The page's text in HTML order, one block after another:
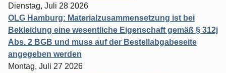
Dienstag, Juli 28 2026
OLG Hamburg: Materialzusammensetzung ist bei
Bekleidung eine wesentliche Eigenschaft gemäß § 312j
Abs. 2 BGB und muss auf der Bestellabgabeseite
angegeben werden
Montag, Juli 27 2026